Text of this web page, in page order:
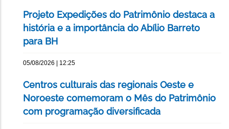
Projeto Expedições do Patrimônio destaca a
história e a importância do Abílio Barreto
para BH
05/08/2026 | 12:25
Centros culturais das regionais Oeste e
Noroeste comemoram o Mês do Patrimônio
com programação diversificada